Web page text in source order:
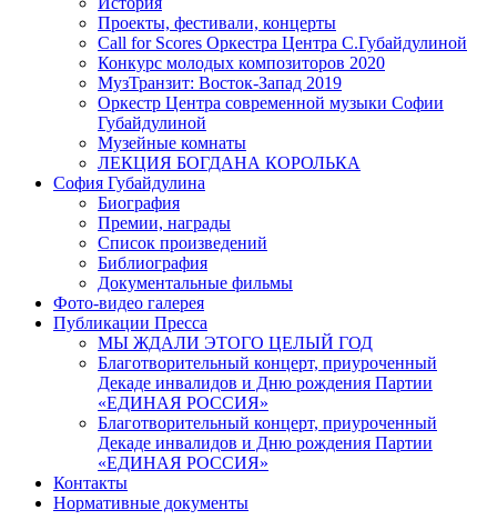
Проекты, фестивали, концерты
Call for Scores Оркестра Центра С.Губайдулиной
Конкурс молодых композиторов 2020
МузТранзит: Восток-Запад 2019
Оркестр Центра современной музыки Софии
Губайдулиной
Музейные комнаты
ЛЕКЦИЯ БОГДАНА КОРОЛЬКА
София Губайдулина
Биография
Премии, награды
Список произведений
Библиография
Документальные фильмы
Фото-видео галерея
Публикации Пресса
МЫ ЖДАЛИ ЭТОГО ЦЕЛЫЙ ГОД
Благотворительный концерт, приуроченный
Декаде инвалидов и Дню рождения Партии
«ЕДИНАЯ РОССИЯ»
Благотворительный концерт, приуроченный
Декаде инвалидов и Дню рождения Партии
«ЕДИНАЯ РОССИЯ»
Контакты
Нормативные документы